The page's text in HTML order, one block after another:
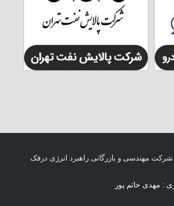
مهندسی و بازرگانی راهبرد انرژی درفک
: مهدی حاتم پور